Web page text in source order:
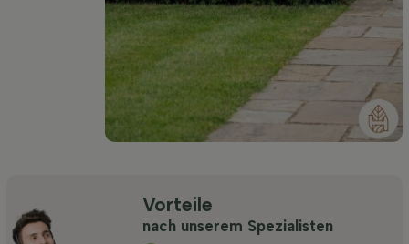
Vorteile
nach unserem Spezialisten